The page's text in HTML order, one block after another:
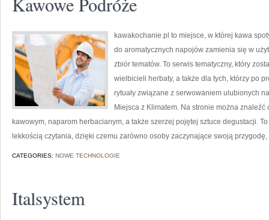
kawakochanie.pl to miejsce, w której kawa
do aromatycznych napojów zamienia się w
zbiór tematów. To serwis tematyczny, który
wielbicieli herbaty, a także dla tych, którzy po
rytuały związane z serwowaniem ulubionych
Miejsca z Klimatem. Na stronie można
kawowym, naparom herbacianym, a także szerzej pojętej sztuce degustacji.
lekkością czytania, dzięki czemu zarówno osoby zaczynające swoją przygodę,
CATEGORIES: NOWE TECHNOLOGIE
Italsystem